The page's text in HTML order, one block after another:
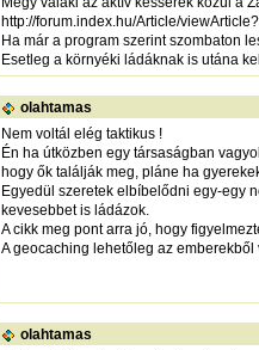
http://forum.index.hu/Article/
Ha már a program szerint szombaton
Esetleg a környéki ládáknak is utána
olahtamas
Nem voltál elég taktikus !
Én ha útközben egy társaságban
hogy ők találják meg, pláne ha
Egyedül szeretek elbíbelődni egy-egy
kevesebbet is ládázok.
A cikk meg pont arra jó, hogy
A geocaching lehetőleg az
olahtamas